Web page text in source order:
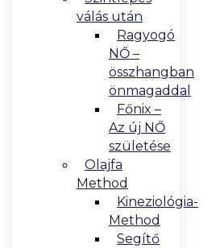
válás után
Ragyogó
NŐ –
összhangban
önmagaddal
Főnix –
Az új NŐ
születése
Olajfa
Method
Kineziológia-
Method
Segítő